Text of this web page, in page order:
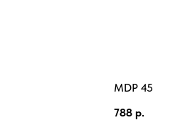
MDP 45
788 р.